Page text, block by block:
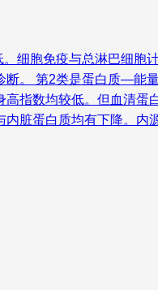
细胞免疫与总淋巴细胞
断。 第2类是蛋白质—
指数均较低。但血清蛋
脏蛋白质均有下降。内